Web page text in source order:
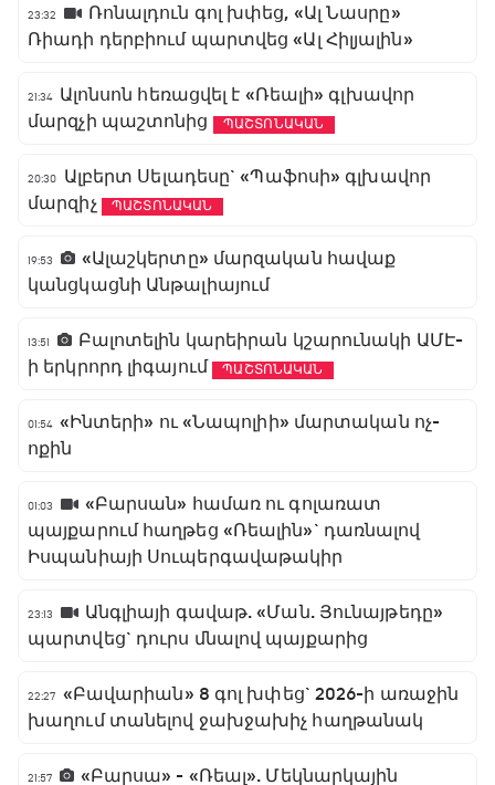
23:32
Ռոնալդուն գոլ խփեց, «Ալ Նասրը»
Ռիադի դերբիում պարտվեց «Ալ Հիլյալին»
21:34 Ալոնսոն հեռացվել է «Ռեալի» գլխավոր
մարզչի պաշտոնից
ՊԱՇՏՈՆԱԿԱՆ
20:30
Ալբերտ Սելադեսը` «Պաֆոսի» գլխավոր
մարզիչ
ՊԱՇՏՈՆԱԿԱՆ
19:53
«Ալաշկերտը» մարզական հավաք
կանցկացնի Անթալիայում
13:51
Բալոտելին կարեիրան կշարունակի ԱՄԷ-
ի երկրորդ լիգայում
ՊԱՇՏՈՆԱԿԱՆ
01:54 «Ինտերի» ու «Նապոլիի» մարտական ոչ-
ոքին
01:03
«Բարսան» համառ ու գոլառատ
պայքարում հաղթեց «Ռեալին»` դառնալով
Իսպանիայի Սուպերգավաթակիր
23:13
Անգլիայի գավաթ. «Ման. Յունայթեդը»
պարտվեց` դուրս մնալով պայքարից
22:27 «Բավարիան» 8 գոլ խփեց` 2026-ի առաջին
խաղում տանելով ջախջախիչ հաղթանակ
21:57 «Բարսա» - «Ռեալ». Մեկնարկային